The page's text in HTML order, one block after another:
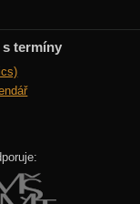
s termíny